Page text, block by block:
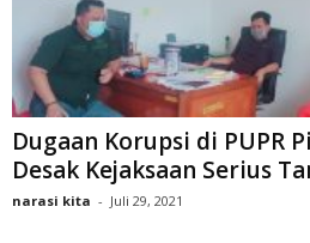
Dugaan Korupsi di PUPR
Desak Kejaksaan Serius
narasi kita - Juli 29, 2021